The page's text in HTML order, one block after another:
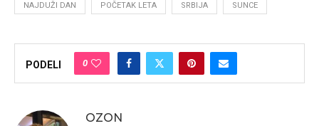
NAJDUŽI DAN POČETAK LETA SRBIJA SUNCE
PODELI 0
OZON